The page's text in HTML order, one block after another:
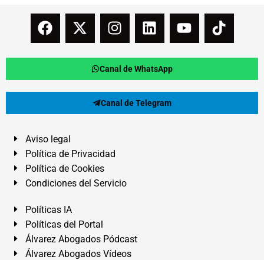
Canal de WhatsApp
Canal de Telegram
Aviso legal
Política de Privacidad
Política de Cookies
Condiciones del Servicio
Políticas IA
Políticas del Portal
Álvarez Abogados Pódcast
Álvarez Abogados Vídeos